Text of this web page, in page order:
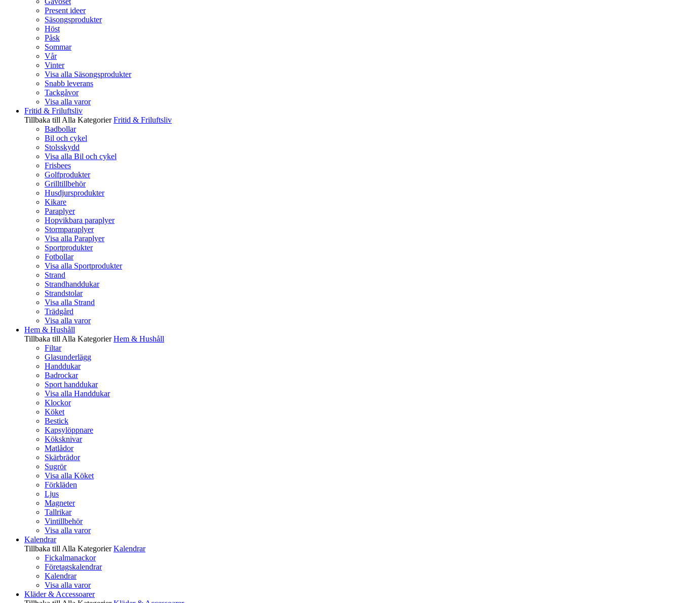
Present ideer
Säsongsprodukter
Höst
Påsk
Sommar
Vår
Vinter
Visa alla Säsongsprodukter
Snabb leverans
Tackgåvor
Visa alla varor
Fritid & Friluftsliv
Tillbaka till Alla Kategorier Fritid & Friluftsliv
Badbollar
Bil och cykel
Stolsskydd
Visa alla Bil och cykel
Frisbees
Golfprodukter
Grilltillbehör
Husdjursprodukter
Kikare
Paraplyer
Hopvikbara paraplyer
Stormparaplyer
Visa alla Paraplyer
Sportprodukter
Fotbollar
Visa alla Sportprodukter
Strand
Strandhanddukar
Strandstolar
Visa alla Strand
Trädgård
Visa alla varor
Hem & Hushåll
Tillbaka till Alla Kategorier Hem & Hushåll
Filtar
Glasunderlägg
Handdukar
Badrockar
Sport handdukar
Visa alla Handdukar
Klockor
Köket
Bestick
Kapsylöppnare
Köksknivar
Matlådor
Skärbrädor
Sugrör
Visa alla Köket
Förkläden
Ljus
Magneter
Tallrikar
Vintillbehör
Visa alla varor
Kalendrar
Tillbaka till Alla Kategorier Kalendrar
Fickalmanackor
Företagskalendrar
Kalendrar
Visa alla varor
Kläder & Accessoarer